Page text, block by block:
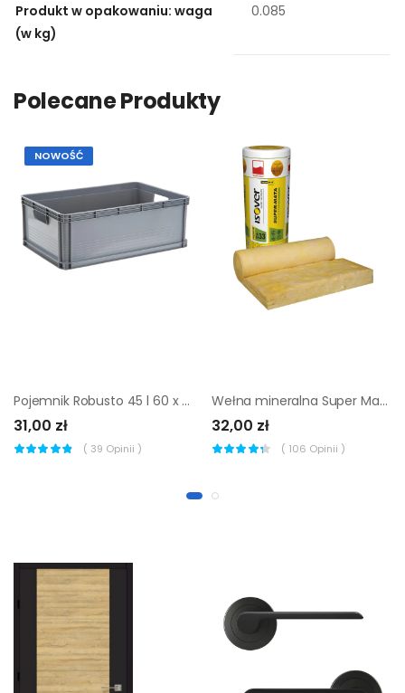
Produkt w opakowaniu: waga
(w kg)
0.085
Polecane Produkty
NOWOŚĆ
Pojemnik Robusto 45 l 60 x 40 x 22 cm OKT
31,00 zł
( 39 Opinii )
Wełna mineralna Super Mata 100 mm Isover
32,00 zł
( 106 Opinii )